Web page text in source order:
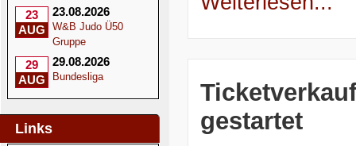
23
AUG
23.08.2026
W&B Judo Ü50
Gruppe
29
AUG
29.08.2026
Bundesliga
Links
gestartet